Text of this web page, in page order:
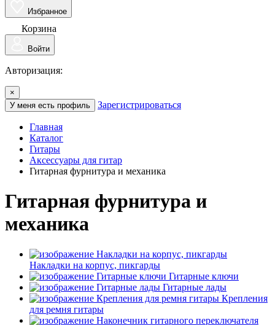
Избранное
Корзина
Войти
Авторизация:
×
У меня есть профиль
Зарегистрироваться
Главная
Каталог
Гитары
Аксессуары для гитар
Гитарная фурнитура и механика
Гитарная фурнитура и
механика
Накладки на корпус, пикгарды
Гитарные ключи
Гитарные лады
Крепления
для ремня гитары